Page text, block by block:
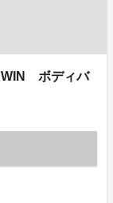
ボディバ